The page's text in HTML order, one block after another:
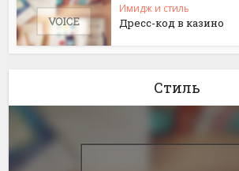
Имидж и стиль
Дресс-код в казино
Стиль